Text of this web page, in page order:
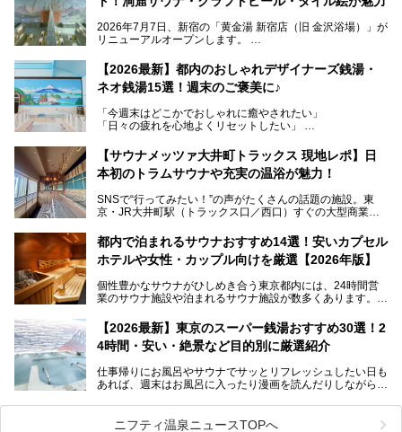
2026年7月7日、新宿の「黄金湯 新宿店（旧 金沢浴場）」が
リニューアルオープンします。
レトロでノスタルジックなタイル絵はそのまま、昔からここ
を知る地元の人にも、新しく足を運んでくれる人にも愛され
る、今の時代の"銭湯"として生まれ変わりました。洞窟のよ
ビアバーなど、新しく登場したスポットも併せて紹介しま
す。充実した設備があるのに、基本の入浴料が銭湯価格の5
【2026最新】都内のおしゃれデザイナーズ銭湯・
ネオ銭湯15選！週末のご褒美に♪
「今週末はどこかでおしゃれに癒やされたい」
「日々の疲れを心地よくリセットしたい」
となっている新しいスタイルの銭湯です。
最近、SNSやメディアで「デザイナーズ銭湯」や「ネオ銭
本記事では、そもそもこれらがどんな銭湯なのか、その気に
いおしゃれな名店15選を、おすすめの順番で一挙にご紹介
します。
【サウナメッツァ大井町トラックス 現地レポ】日
本初のトラムサウナや充実の温浴が魅力！
SNSで“行ってみたい！”の声がたくさんの話題の施設。東
京・JR大井町駅（トラックス口／西口）すぐの大型商業施
ツァ大井町トラックス」がニューオープン。施設の様子をレ
ポ―トします。
都内で泊まれるサウナおすすめ14選！安いカプセル
ホテルや女性・カップル向けを厳選【2026年版】
個性豊かなサウナがひしめき合う東京都内には、24時間営
業のサウナ施設や泊まれるサウナ施設が数多くあります。
を旅の目的とする「サ旅」や自分へのご褒美のための宿泊な
ど、自分の好きなタイミングで好きなだけサ活ができるのが
魅力です。
最近では、男性専用施設だけでなく、カップルや女性に嬉し
い個室サウナも増えてきました。
ら、特におすすめしたい施設14選をご紹介します。
【2026最新】東京のスーパー銭湯おすすめ30選！2
4時間・安い・絶景など目的別に厳選紹介
仕事帰りにお風呂やサウナでサッとリフレッシュしたい日も
あれば、週末はお風呂に入ったり漫画を読んだりしながら一
また、終電を逃してしまい、「このまま朝までゆっくりでき
ニフティ温泉ニュースTOPへ